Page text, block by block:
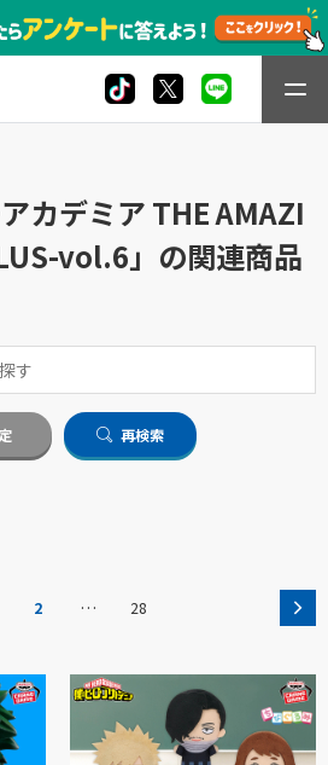
カデミア THE AMAZI
vol.6」の関連商品
再検索
2 … 28